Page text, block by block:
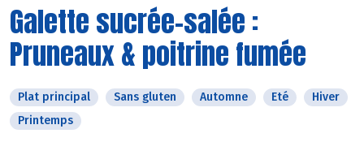
Galette sucrée-salée :
Pruneaux & poitrine fumée
Plat principal Sans gluten Automne Eté
Hiver
Printemps